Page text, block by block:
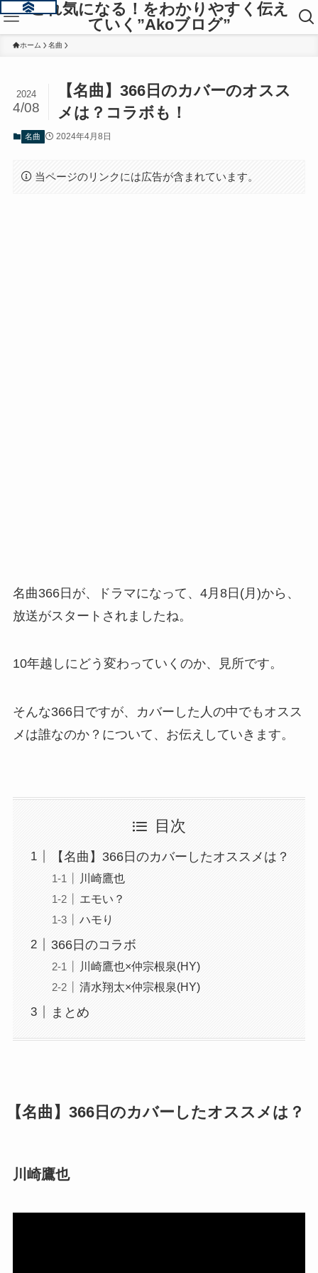
これ気になる！をわかりやすく伝え
ていく”Akoブログ”
ホーム 名曲
【名曲】366日のカバーのオスス
メは？コラボも！
2024
4/08
名曲 2024年4月8日
当ページのリンクには広告が含まれています。
名曲366日が、ドラマになって、4月8日(月)から、
放送がスタートされましたね。
10年越しにどう変わっていくのか、見所です。
そんな366日ですが、カバーした人の中でもオスス
メは誰なのか？について、お伝えしていきます。
目次
【名曲】366日のカバーしたオススメは？
川崎鷹也
エモい？
ハモり
366日のコラボ
川崎鷹也×仲宗根泉(HY)
清水翔太×仲宗根泉(HY)
まとめ
【名曲】366日のカバーしたオススメは？
川崎鷹也